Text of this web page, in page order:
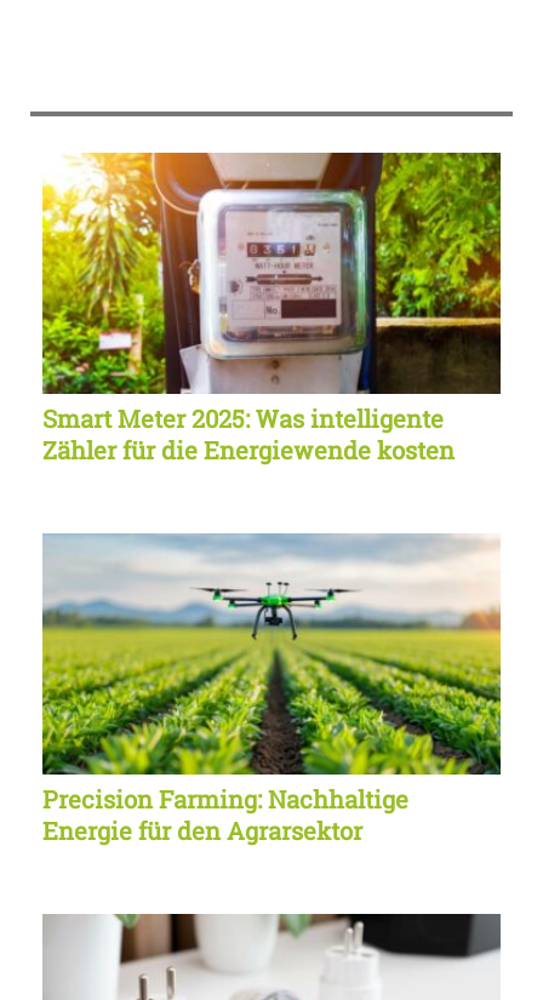
Smart Meter 2025: Was intelligente
Zähler für die Energiewende kosten
Precision Farming: Nachhaltige
Energie für den Agrarsektor